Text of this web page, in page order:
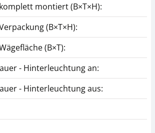
Mwst.
montiert (B×T×H):
(B×T×H):
(B×T):
- Hinterleuchtung an:
- Hinterleuchtung aus: